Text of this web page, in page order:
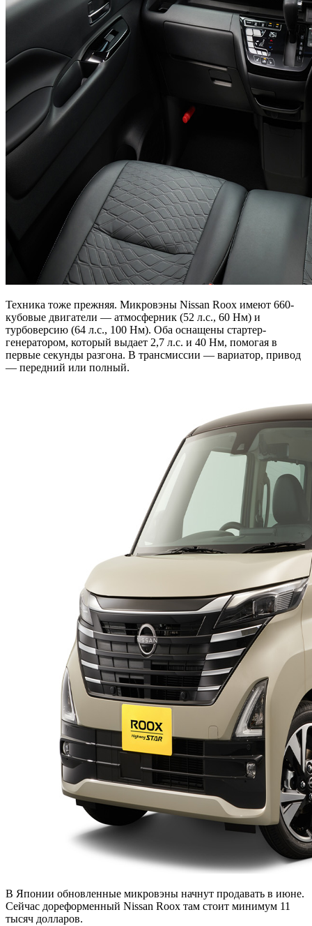
Техника тоже прежняя. Микровэны Nissan Roox имеют 660-
кубовые двигатели — атмосферник (52 л.с., 60 Нм) и
турбоверсию (64 л.с., 100 Нм). Оба оснащены стартер-
генератором, который выдает 2,7 л.с. и 40 Нм, помогая в
первые секунды разгона. В трансмиссии — вариатор, привод
— передний или полный.
В Японии обновленные микровэны начнут продавать в июне.
Сейчас дореформенный Nissan Roox там стоит минимум 11
тысяч долларов.